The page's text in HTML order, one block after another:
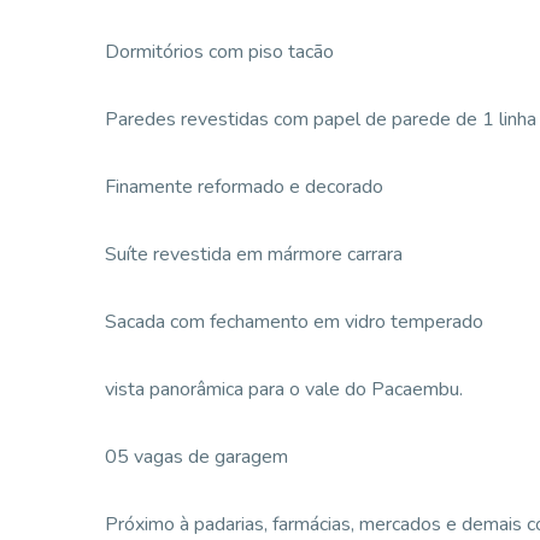
Dormitórios com piso tacão
Paredes revestidas com papel de parede de 1 linha
Finamente reformado e decorado
Suíte revestida em mármore carrara
Sacada com fechamento em vidro temperado
vista panorâmica para o vale do Pacaembu.
05 vagas de garagem
Próximo à padarias, farmácias, mercados e demais